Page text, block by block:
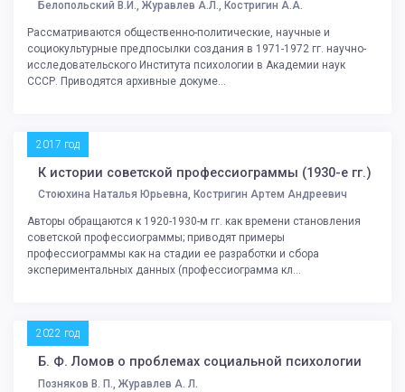
Белопольский В.И., Журавлев А.Л., Костригин А.А.
Рассматриваются общественно-политические, научные и
социокультурные предпосылки создания в 1971-1972 гг. научно-
исследовательского Института психологии в Академии наук
СССР. Приводятся архивные докуме...
2017 год
К истории советской профессиограммы (1930-е гг.)
Стоюхина Наталья Юрьевна, Костригин Артем Андреевич
Авторы обращаются к 1920-1930-м гг. как времени становления
советской профессиограммы; приводят примеры
профессиограммы как на стадии ее разработки и сбора
экспериментальных данных (профессиограмма кл...
2022 год
Б. Ф. Ломов о проблемах социальной психологии
Позняков В. П., Журавлев А. Л.